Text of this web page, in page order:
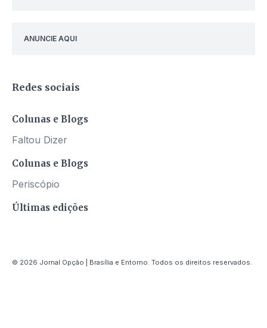
ANUNCIE AQUI
Redes sociais
Colunas e Blogs
Faltou Dizer
Colunas e Blogs
Periscópio
Últimas edições
© 2026 Jornal Opção | Brasília e Entorno. Todos os direitos reservados.